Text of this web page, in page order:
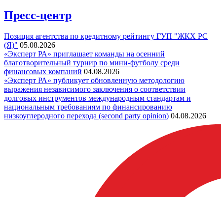
Пресс-центр
Позиция агентства по кредитному рейтингу ГУП "ЖКХ РС
(Я)" 05.08.2026
«Эксперт РА» приглашает команды на осенний
благотворительный турнир по мини-футболу среди
финансовых компаний 04.08.2026
«Эксперт РА» публикует обновленную методологию
выражения независимого заключения о соответствии
долговых инструментов международным стандартам и
национальным требованиям по финансированию
низкоуглеродного перехода (second party opinion) 04.08.2026